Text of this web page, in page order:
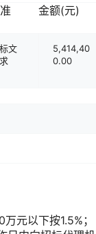
金额(元)
文
5,414,40
0.00
元以下按1.5%；